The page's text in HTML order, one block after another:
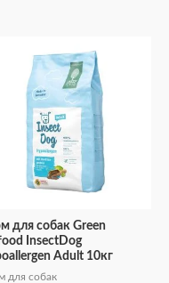
для собак Green
InsectDog
Adult 10кг
для собак